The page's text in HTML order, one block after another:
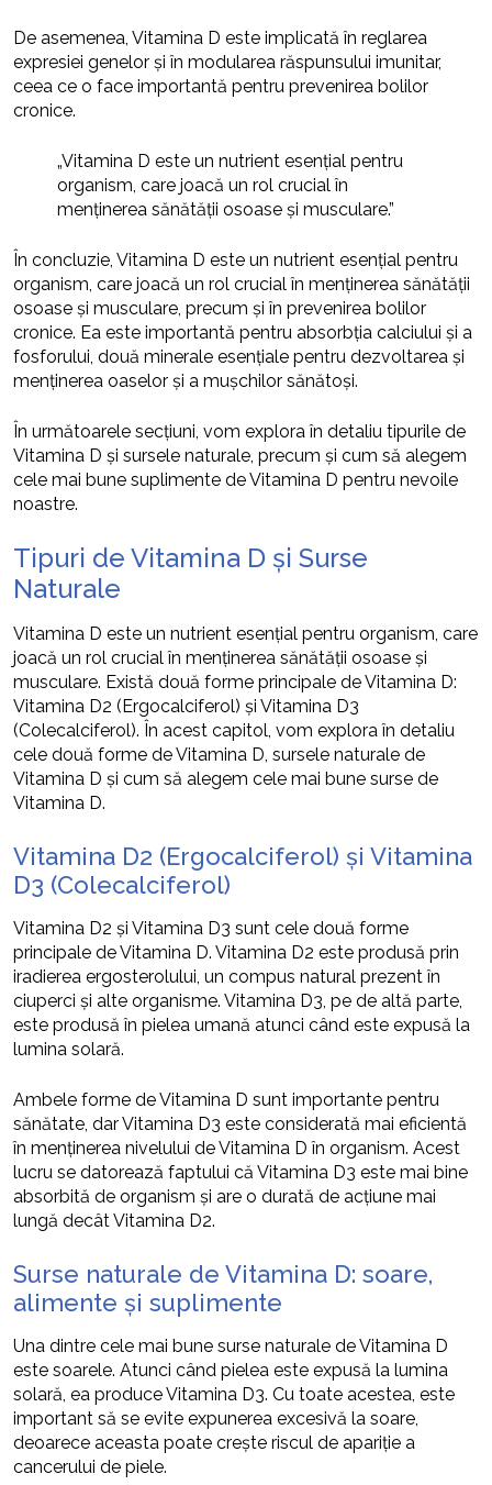
De asemenea, Vitamina D este implicată în reglarea
expresiei genelor și în modularea răspunsului imunitar,
ceea ce o face importantă pentru prevenirea bolilor
cronice.
„Vitamina D este un nutrient esențial pentru
organism, care joacă un rol crucial în
menținerea sănătății osoase și musculare.”
În concluzie, Vitamina D este un nutrient esențial pentru
organism, care joacă un rol crucial în menținerea sănătății
osoase și musculare, precum și în prevenirea bolilor
cronice. Ea este importantă pentru absorbția calciului și a
fosforului, două minerale esențiale pentru dezvoltarea și
menținerea oaselor și a mușchilor sănătoși.
În următoarele secțiuni, vom explora în detaliu tipurile de
Vitamina D și sursele naturale, precum și cum să alegem
cele mai bune suplimente de Vitamina D pentru nevoile
noastre.
Tipuri de Vitamina D și Surse
Naturale
Vitamina D este un nutrient esențial pentru organism, care
joacă un rol crucial în menținerea sănătății osoase și
musculare. Există două forme principale de Vitamina D:
Vitamina D2 (Ergocalciferol) și Vitamina D3
(Colecalciferol). În acest capitol, vom explora în detaliu
cele două forme de Vitamina D, sursele naturale de
Vitamina D și cum să alegem cele mai bune surse de
Vitamina D.
Vitamina D2 (Ergocalciferol) și Vitamina
D3 (Colecalciferol)
Vitamina D2 și Vitamina D3 sunt cele două forme
principale de Vitamina D. Vitamina D2 este produsă prin
iradierea ergosterolului, un compus natural prezent în
ciuperci și alte organisme. Vitamina D3, pe de altă parte,
este produsă în pielea umană atunci când este expusă la
lumina solară.
Ambele forme de Vitamina D sunt importante pentru
sănătate, dar Vitamina D3 este considerată mai eficientă
în menținerea nivelului de Vitamina D în organism. Acest
lucru se datorează faptului că Vitamina D3 este mai bine
absorbită de organism și are o durată de acțiune mai
lungă decât Vitamina D2.
Surse naturale de Vitamina D: soare,
alimente și suplimente
Una dintre cele mai bune surse naturale de Vitamina D
este soarele. Atunci când pielea este expusă la lumina
solară, ea produce Vitamina D3. Cu toate acestea, este
important să se evite expunerea excesivă la soare,
deoarece aceasta poate crește riscul de apariție a
cancerului de piele.